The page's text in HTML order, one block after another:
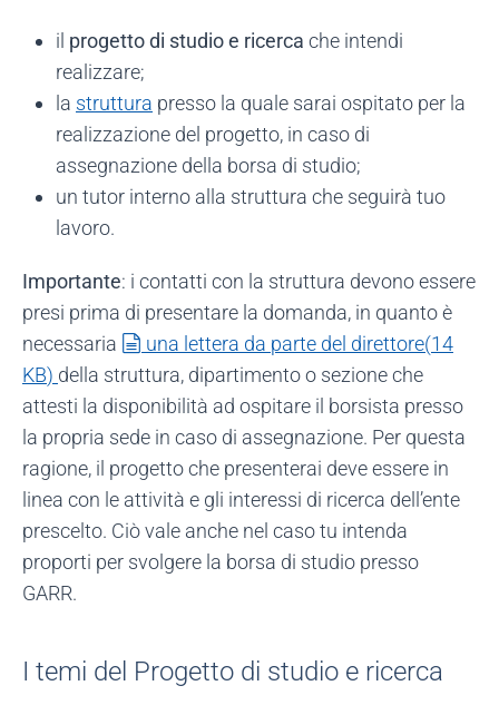
il progetto di studio e ricerca che intendi
realizzare;
la struttura presso la quale sarai ospitato per la
realizzazione del progetto, in caso di
assegnazione della borsa di studio;
un tutor interno alla struttura che seguirà tuo
lavoro.
Importante: i contatti con la struttura devono essere
presi prima di presentare la domanda, in quanto è
necessaria
document
una lettera da parte del direttore(14
KB) della struttura, dipartimento o sezione che
attesti la disponibilità ad ospitare il borsista presso
la propria sede in caso di assegnazione. Per questa
ragione, il progetto che presenterai deve essere in
linea con le attività e gli interessi di ricerca dell’ente
prescelto. Ciò vale anche nel caso tu intenda
proporti per svolgere la borsa di studio presso
GARR.
I temi del Progetto di studio e ricerca